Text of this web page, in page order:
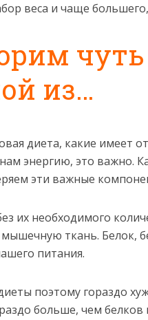
веса и чаще
из…
диета, какие имеет
энергию, это важно.
эти важные
их необходимого
ткань. Белок,
питания.
поэтому гораздо
больше, чем